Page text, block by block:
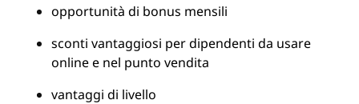
opportunità di bonus mensili
sconti vantaggiosi per dipendenti da usare
online e nel punto vendita
vantaggi di livello